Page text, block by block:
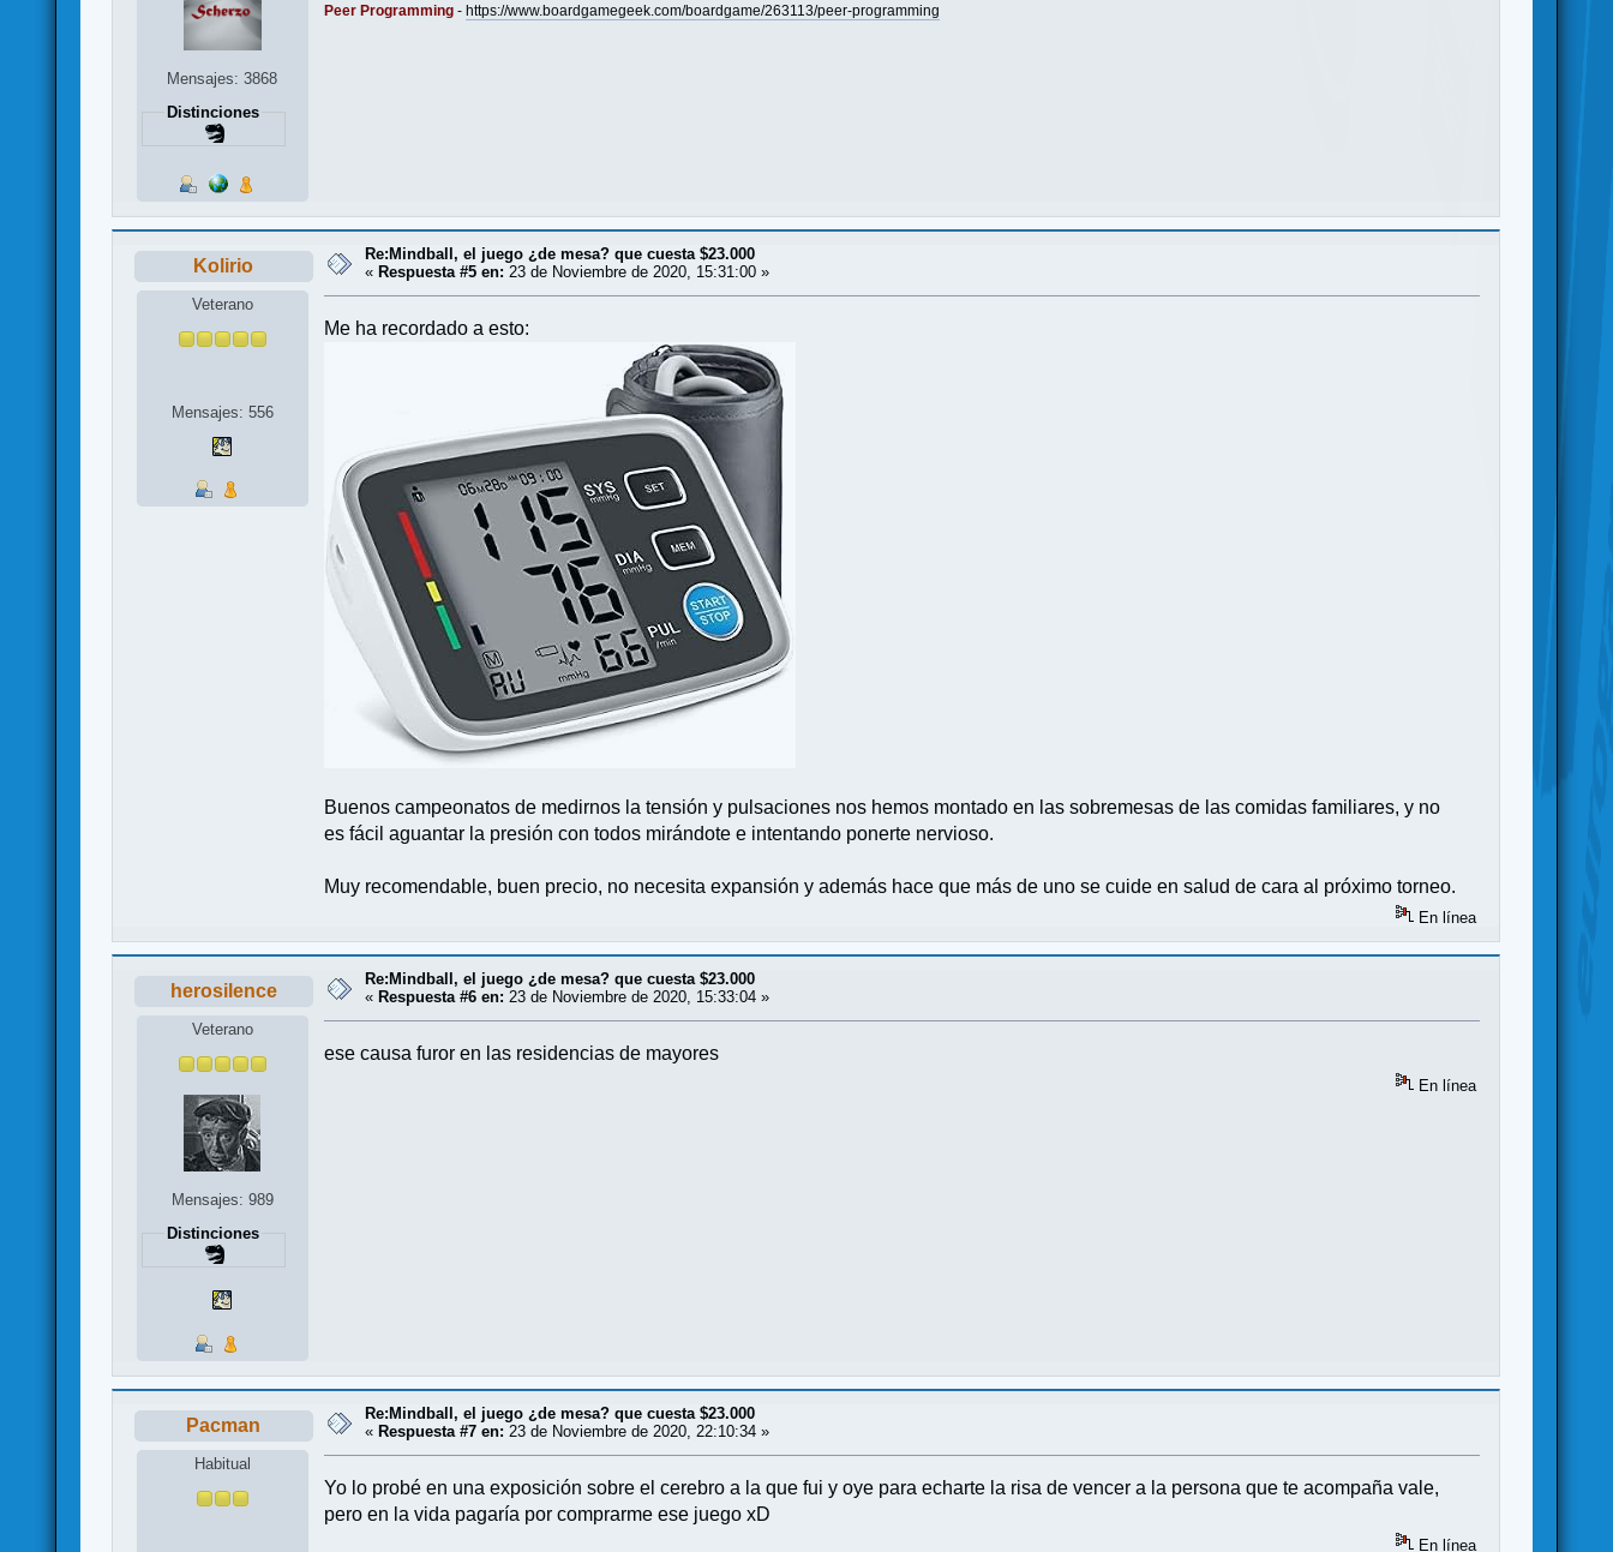
Mensajes: 3868
Distinciones
Peer Programming -https://www.boardgamegeek.com/boardgame/263113/peer-programming
Kolirio
Veterano
Mensajes: 556
Re:Mindball, el juego ¿de mesa? que cuesta $23.000
« Respuesta #5 en: 23 de Noviembre de 2020, 15:31:00 »
Me ha recordado a esto:
Buenos campeonatos de medirnos la tensión y pulsaciones nos hemos montado en las sobremesas de las comidas familiares, y no
es fácil aguantar la presión con todos mirándote e intentando ponerte nervioso.
Muy recomendable, buen precio, no necesita expansión y además hace que más de uno se cuide en salud de cara al próximo torneo.
En línea
herosilence
Veterano
Mensajes: 989
Distinciones
Re:Mindball, el juego ¿de mesa? que cuesta $23.000
« Respuesta #6 en: 23 de Noviembre de 2020, 15:33:04 »
ese causa furor en las residencias de mayores
En línea
Pacman
Habitual
Re:Mindball, el juego ¿de mesa? que cuesta $23.000
« Respuesta #7 en: 23 de Noviembre de 2020, 22:10:34 »
Yo lo probé en una exposición sobre el cerebro a la que fui y oye para echarte la risa de vencer a la persona que te acompaña vale,
pero en la vida pagaría por comprarme ese juego xD
En línea